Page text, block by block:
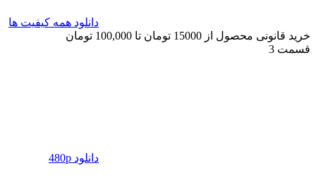
دانلود همه کیفیت ها
خرید قانونی محصول از 15000 تومان تا 100,000 تومان
قسمت 3
دانلود 480p